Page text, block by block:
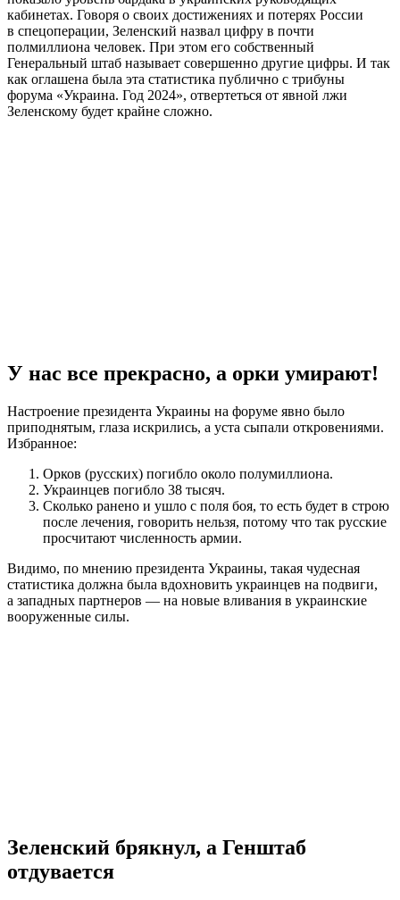
кабинетах. Говоря о своих достижениях и потерях России
в спецоперации, Зеленский назвал цифру в почти
полмиллиона человек. При этом его собственный
Генеральный штаб называет совершенно другие цифры. И так
как оглашена была эта статистика публично с трибуны
форума «Украина. Год 2024», отвертеться от явной лжи
Зеленскому будет крайне сложно.
У нас все прекрасно, а орки умирают!
Настроение президента Украины на форуме явно было
приподнятым, глаза искрились, а уста сыпали откровениями.
Избранное:
Орков (русских) погибло около полумиллиона.
Украинцев погибло 38 тысяч.
Сколько ранено и ушло с поля боя, то есть будет в строю
после лечения, говорить нельзя, потому что так русские
просчитают численность армии.
Видимо, по мнению президента Украины, такая чудесная
статистика должна была вдохновить украинцев на подвиги,
а западных партнеров — на новые вливания в украинские
вооруженные силы.
Зеленский брякнул, а Генштаб
отдувается